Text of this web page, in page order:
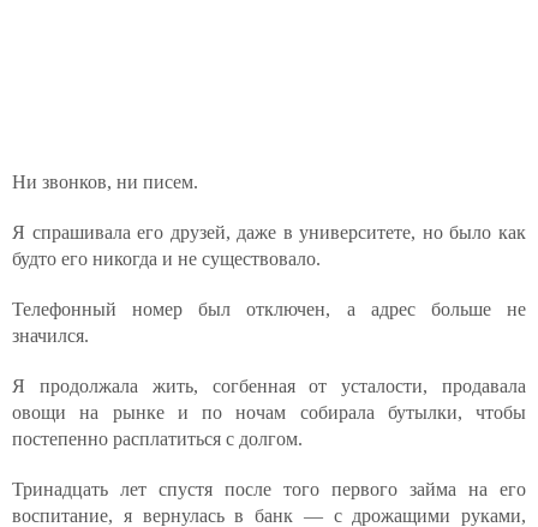
Ни звонков, ни писем.
Я спрашивала его друзей, даже в университете, но было как
будто его никогда и не существовало.
Телефонный номер был отключен, а адрес больше не
значился.
Я продолжала жить, согбенная от усталости, продавала
овощи на рынке и по ночам собирала бутылки, чтобы
постепенно расплатиться с долгом.
Тринадцать лет спустя после того первого займа на его
воспитание, я вернулась в банк — с дрожащими руками,